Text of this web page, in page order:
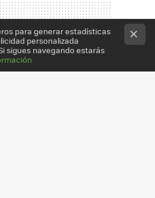
para generar estadísticas
personalizada
sigues navegando estarás